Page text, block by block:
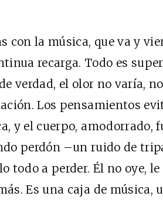
con la música, que va y
recarga. Todo es
verdad, el olor no varía,
Los pensamientos
y el cuerpo, amodorrado,
perdón –un ruido de
todo a perder. Él no oye,
Es una caja de música,